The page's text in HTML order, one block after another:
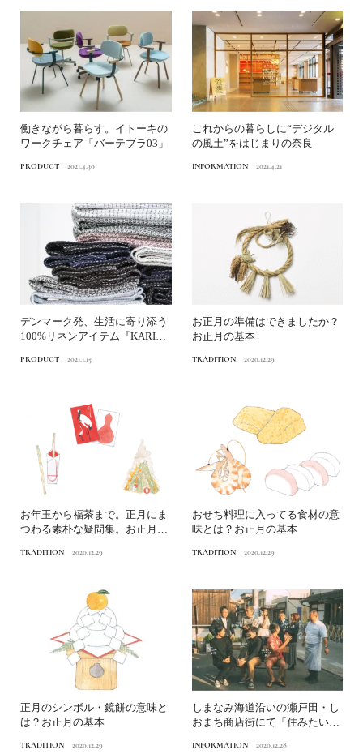
働きながら暮らす。イトーキの
ワークチェア「バーテブラ03」
PRODUCT 2021.4.30
これからの暮らしに“デジタル
の風土”をはじまりの奈良
INFORMATION 2021.4.21
デンマーク発、生活に寄り添う
100%リネンアイテム『KARIN
PRODUCT 2021.1.15
お正月の準備はできましたか？
お正月の基本
TRADITION 2020.12.29
お年玉から福茶まで。正月にま
つわる素朴な疑問集。お正月の
TRADITION 2020.12.29
おせち料理に入ってる食材の意
味とは？お正月の基本
TRADITION 2020.12.29
正月のシンボル・鏡餅の意味と
は？お正月の基本
TRADITION 2020.12.29
しまなみ海道沿いの瀬戸田・し
おまち商店街にて「住みたいま
INFORMATION 2020.12.28